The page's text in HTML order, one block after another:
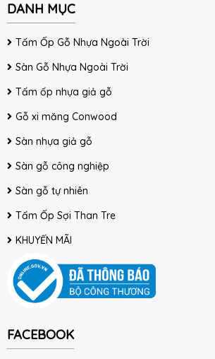
DANH MỤC
Tấm Ốp Gỗ Nhựa Ngoài Trời
Sàn Gỗ Nhựa Ngoài Trời
Tấm ốp nhựa giả gỗ
Gỗ xi măng Conwood
Sàn nhựa giả gỗ
Sàn gỗ công nghiệp
Sàn gỗ tự nhiên
Tấm Ốp Sợi Than Tre
KHUYẾN MÃI
FACEBOOK